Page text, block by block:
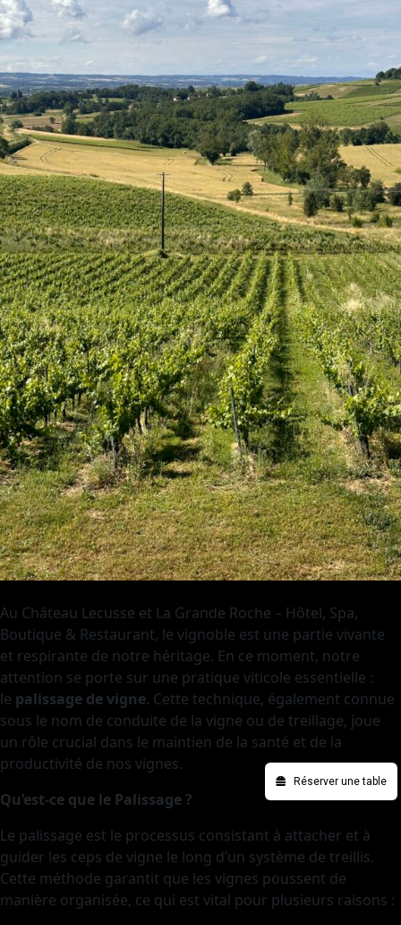
Réserver une table
Au Château Lecusse et La Grande Roche – Hôtel, Spa,
Boutique & Restaurant, le vignoble est une partie vivante
et respirante de notre héritage. En ce moment, notre
attention se porte sur une pratique viticole essentielle :
le palissage de vigne. Cette technique, également connue
sous le nom de conduite de la vigne ou de treillage, joue
un rôle crucial dans le maintien de la santé et de la
productivité de nos vignes.
Qu’est-ce que le Palissage ?
Le palissage est le processus consistant à attacher et à
guider les ceps de vigne le long d’un système de treillis.
Cette méthode garantit que les vignes poussent de
manière organisée, ce qui est vital pour plusieurs raisons :